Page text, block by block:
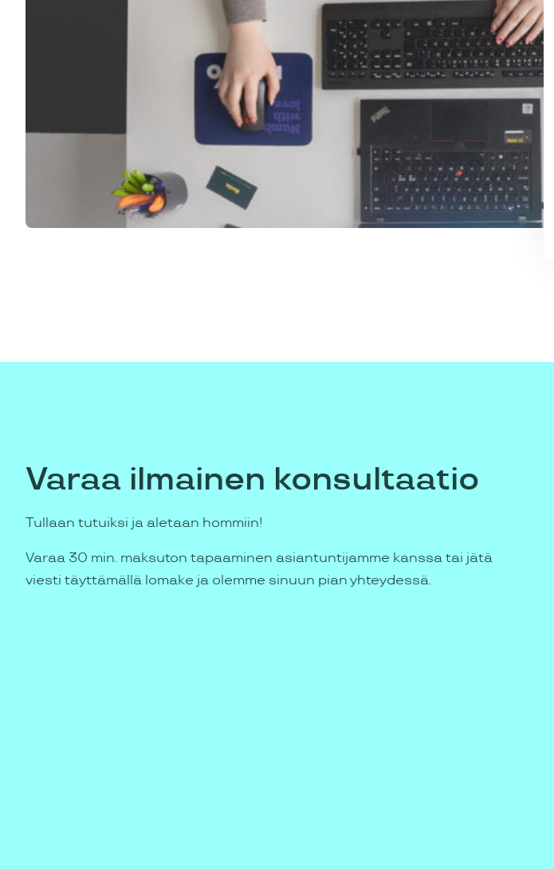
Varaa ilmainen konsultaatio
Tullaan tutuiksi ja aletaan hommiin!
Varaa 30 min. maksuton tapaaminen asiantuntijamme kanssa tai jätä
viesti täyttämällä lomake ja olemme sinuun pian yhteydessä.